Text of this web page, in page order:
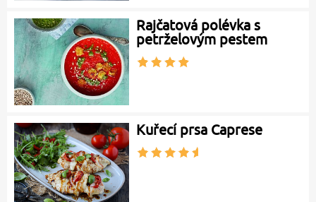
Rajčatová polévka s
petrželovým pestem
Kuřecí prsa Caprese